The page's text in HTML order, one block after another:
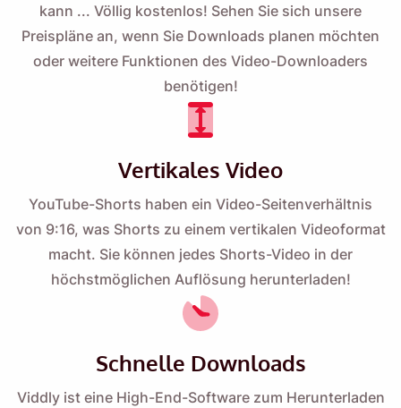
kann ... Völlig kostenlos! Sehen Sie sich unsere
Preispläne an, wenn Sie Downloads planen möchten
oder weitere Funktionen des Video-Downloaders
benötigen!
Vertikales Video
YouTube-Shorts haben ein Video-Seitenverhältnis
von 9:16, was Shorts zu einem vertikalen Videoformat
macht. Sie können jedes Shorts-Video in der
höchstmöglichen Auflösung herunterladen!
Schnelle Downloads
Viddly ist eine High-End-Software zum Herunterladen